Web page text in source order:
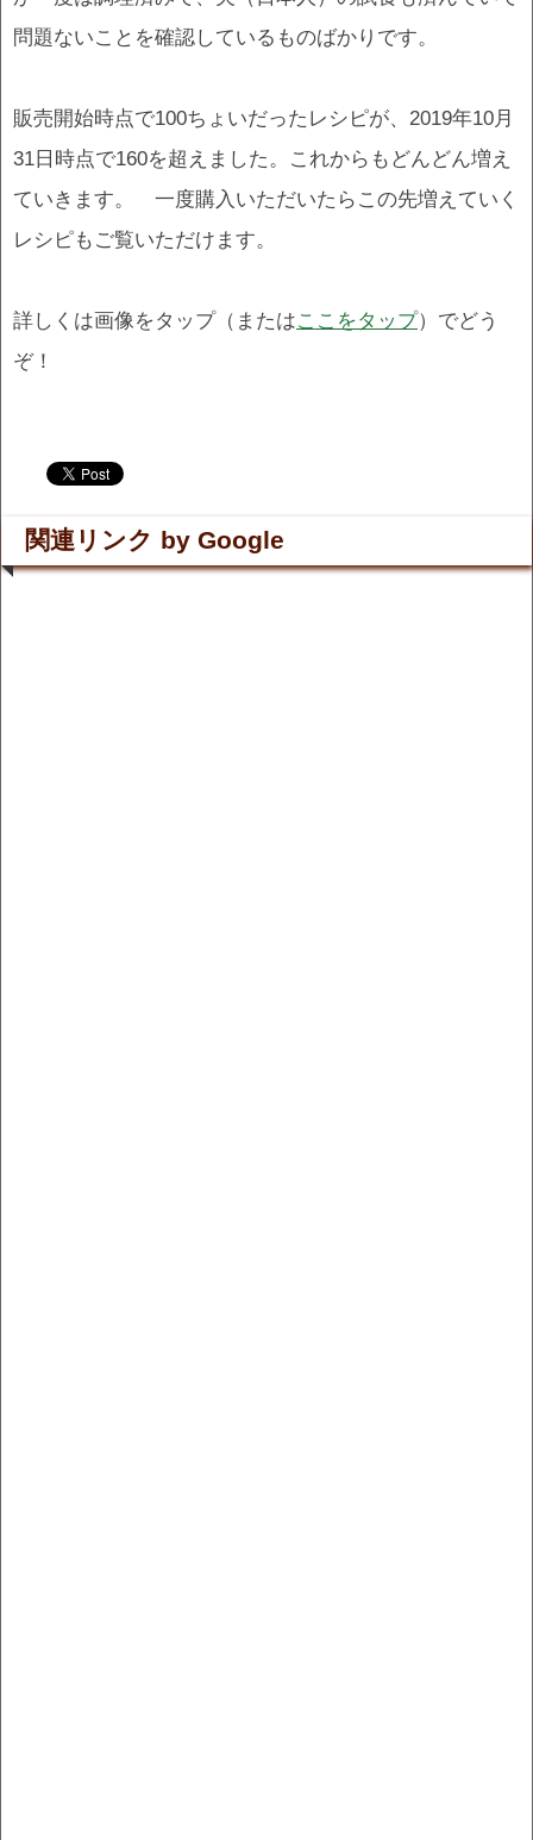
問題ないことを確認しているものばかりです。
販売開始時点で100ちょいだったレシピが、2019年10月
31日時点で160を超えました。これからもどんどん増え
ていきます。 一度購入いただいたらこの先増えていく
レシピもご覧いただけます。
詳しくは画像をタップ（またはここをタップ）でどう
ぞ！
関連リンク by Google